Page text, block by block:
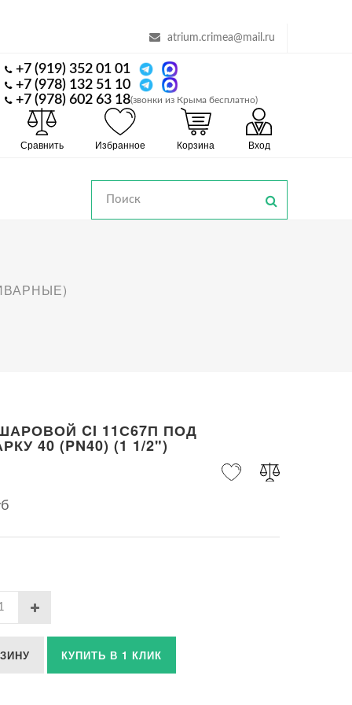
atrium.crimea@mail.ru
+7 (919) 352 01 01
+7 (978) 132 51 10
+7 (978) 602 63 18(звонки из Крыма бесплатно)
Сравнить Избранное Корзина Вход
CI 11С67П ПОД
40 (PN40) (1 1/2")
КУПИТЬ В 1 КЛИК